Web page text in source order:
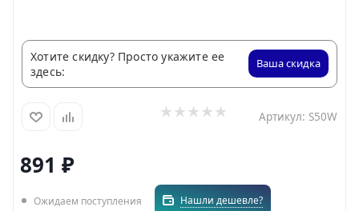
Хотите скидку? Просто укажите ее
здесь:
Ваша скидка
Артикул: S50W
891 ₽
Ожидаем поступления Нашли дешевле?